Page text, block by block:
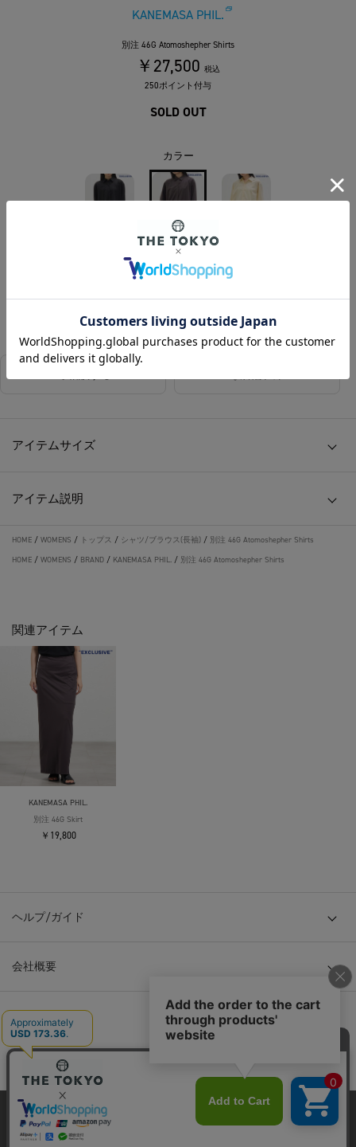
KANEMASA PHIL.
別注 46G Atomoshepher Shirts
￥27,500 税込
250ポイント付与
SOLD OUT
カラー
BROWN
BLUE
アイテムサイズ
アイテム説明
HOME / WOMENS / トップス / シャツ/ブラウス(長袖) / 別注 46G Atomoshepher Shirts
HOME / WOMENS / BRAND / KANEMASA PHIL. / 別注 46G Atomoshepher Shirts
関連アイテム
KANEMASA PHIL.
別注 46G Skirt
￥19,800
ヘルプ/ガイド
会社概要
© TOKYO BASE CO., LTD
当サイトはクッキー(cookie)を使用します。クッキーはサイト内
の一部の機能および、サイトの使用状況の分析からマーケティ